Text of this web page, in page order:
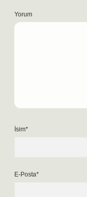
Yorum
İsim*
E-Posta*